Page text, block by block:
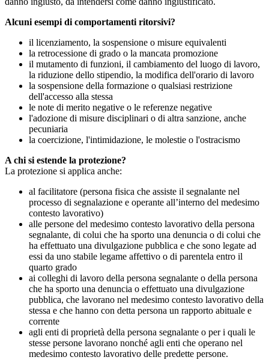
Alcuni esempi di comportamenti ritorsivi?
il licenziamento, la sospensione o misure equivalenti
la retrocessione di grado o la mancata promozione
il mutamento di funzioni, il cambiamento del luogo di lavoro,
la riduzione dello stipendio, la modifica dell'orario di lavoro
la sospensione della formazione o qualsiasi restrizione
dell'accesso alla stessa
le note di merito negative o le referenze negative
l'adozione di misure disciplinari o di altra sanzione, anche
pecuniaria
la coercizione, l'intimidazione, le molestie o l'ostracismo
A chi si estende la protezione?
La protezione si applica anche:
al facilitatore (persona fisica che assiste il segnalante nel
processo di segnalazione e operante all’interno del medesimo
contesto lavorativo)
alle persone del medesimo contesto lavorativo della persona
segnalante, di colui che ha sporto una denuncia o di colui che
ha effettuato una divulgazione pubblica e che sono legate ad
essi da uno stabile legame affettivo o di parentela entro il
quarto grado
ai colleghi di lavoro della persona segnalante o della persona
che ha sporto una denuncia o effettuato una divulgazione
pubblica, che lavorano nel medesimo contesto lavorativo della
stessa e che hanno con detta persona un rapporto abituale e
corrente
agli enti di proprietà della persona segnalante o per i quali le
stesse persone lavorano nonché agli enti che operano nel
medesimo contesto lavorativo delle predette persone.